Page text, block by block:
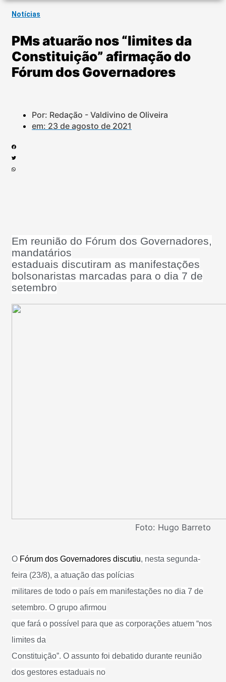
Notícias
PMs atuarão nos “limites da
Constituição” afirmação do
Fórum dos Governadores
Por: Redação - Valdivino de Oliveira
em: 23 de agosto de 2021
Em reunião do Fórum dos Governadores,
mandatários
estaduais discutiram as manifestações
bolsonaristas marcadas para o dia 7 de
setembro
Foto: Hugo Barreto
O Fórum dos Governadores discutiu, nesta segunda-
feira (23/8), a atuação das polícias
militares de todo o país em manifestações no dia 7 de
setembro. O grupo afirmou
que fará o possível para que as corporações atuem “nos
limites da
Constituição”. O assunto foi debatido durante reunião
dos gestores estaduais no